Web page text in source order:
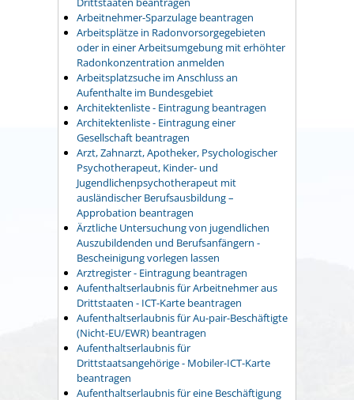
Arbeitnehmer-Sparzulage beantragen
Arbeitsplätze in Radonvorsorgegebieten
oder in einer Arbeitsumgebung mit erhöhter
Radonkonzentration anmelden
Arbeitsplatzsuche im Anschluss an
Aufenthalte im Bundesgebiet
Architektenliste - Eintragung beantragen
Architektenliste - Eintragung einer
Gesellschaft beantragen
Arzt, Zahnarzt, Apotheker, Psychologischer
Psychotherapeut, Kinder- und
Jugendlichenpsychotherapeut mit
ausländischer Berufsausbildung –
Approbation beantragen
Ärztliche Untersuchung von jugendlichen
Auszubildenden und Berufsanfängern -
Bescheinigung vorlegen lassen
Arztregister - Eintragung beantragen
Aufenthaltserlaubnis für Arbeitnehmer aus
Drittstaaten - ICT-Karte beantragen
Aufenthaltserlaubnis für Au-pair-Beschäftigte
(Nicht-EU/EWR) beantragen
Aufenthaltserlaubnis für
Drittstaatsangehörige - Mobiler-ICT-Karte
beantragen
Aufenthaltserlaubnis für eine Beschäftigung